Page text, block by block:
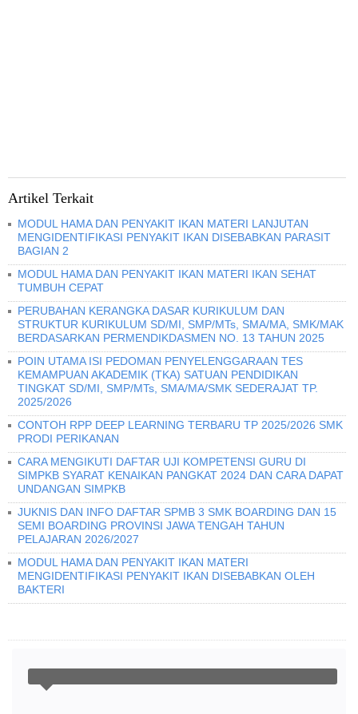
Artikel Terkait
MODUL HAMA DAN PENYAKIT IKAN MATERI LANJUTAN
MENGIDENTIFIKASI PENYAKIT IKAN DISEBABKAN PARASIT
BAGIAN 2
MODUL HAMA DAN PENYAKIT IKAN MATERI IKAN SEHAT
TUMBUH CEPAT
PERUBAHAN KERANGKA DASAR KURIKULUM DAN
STRUKTUR KURIKULUM SD/MI, SMP/MTs, SMA/MA, SMK/MAK
BERDASARKAN PERMENDIKDASMEN NO. 13 TAHUN 2025
POIN UTAMA ISI PEDOMAN PENYELENGGARAAN TES
KEMAMPUAN AKADEMIK (TKA) SATUAN PENDIDIKAN
TINGKAT SD/MI, SMP/MTs, SMA/MA/SMK SEDERAJAT TP.
2025/2026
CONTOH RPP DEEP LEARNING TERBARU TP 2025/2026 SMK
PRODI PERIKANAN
CARA MENGIKUTI DAFTAR UJI KOMPETENSI GURU DI
SIMPKB SYARAT KENAIKAN PANGKAT 2024 DAN CARA DAPAT
UNDANGAN SIMPKB
JUKNIS DAN INFO DAFTAR SPMB 3 SMK BOARDING DAN 15
SEMI BOARDING PROVINSI JAWA TENGAH TAHUN
PELAJARAN 2026/2027
MODUL HAMA DAN PENYAKIT IKAN MATERI
MENGIDENTIFIKASI PENYAKIT IKAN DISEBABKAN OLEH
BAKTERI